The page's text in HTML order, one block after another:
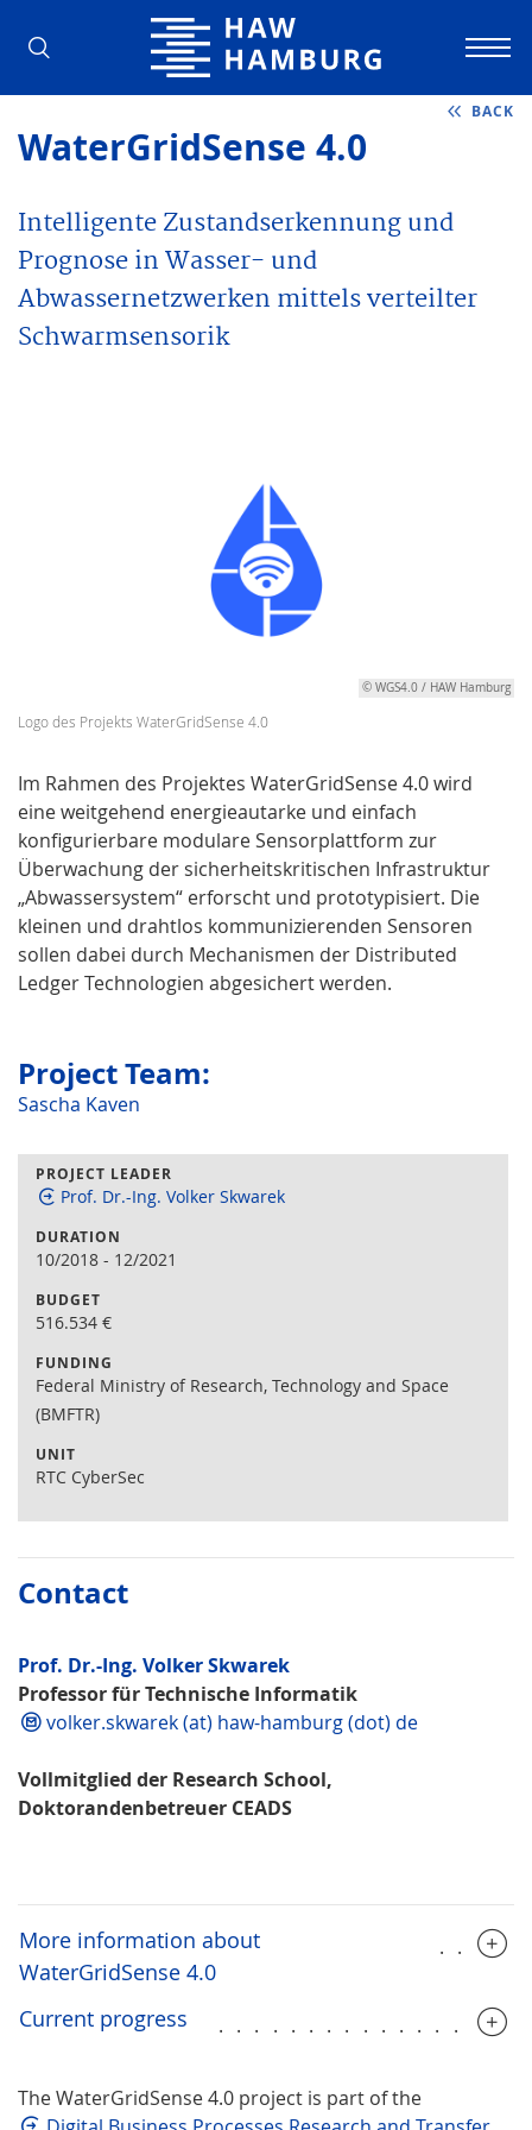
Hamburg University of Applied
BACK
WaterGridSense 4.0
Intelligente Zustandserkennung und
Prognose in Wasser- und
Abwassernetzwerken mittels verteilter
Schwarmsensorik
© WGS4.0 / HAW Hamburg
Logo des Projekts WaterGridSense 4.0
Im Rahmen des Projektes WaterGridSense 4.0 wird
eine weitgehend energieautarke und einfach
konfigurierbare modulare Sensorplattform zur
Überwachung der sicherheitskritischen Infrastruktur
„Abwassersystem“ erforscht und prototypisiert. Die
kleinen und drahtlos kommunizierenden Sensoren
sollen dabei durch Mechanismen der Distributed
Ledger Technologien abgesichert werden.
Project Team:
Sascha Kaven
PROJECT LEADER
Prof. Dr.-Ing. Volker Skwarek
DURATION
10/2018 - 12/2021
BUDGET
516.534 €
FUNDING
Federal Ministry of Research, Technology and Space
(BMFTR)
UNIT
RTC CyberSec
Contact
Prof. Dr.-Ing. Volker Skwarek
Professor für Technische Informatik
volker.skwarek (at) haw-hamburg (dot) de
Vollmitglied der Research School,
Doktorandenbetreuer CEADS
More information about
WaterGridSense 4.0
Current progress
The WaterGridSense 4.0 project is part of the